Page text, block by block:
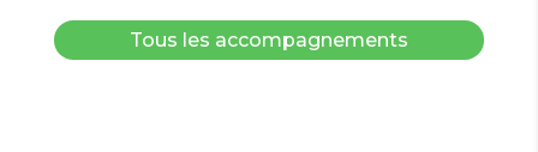
Tous les accompagnements